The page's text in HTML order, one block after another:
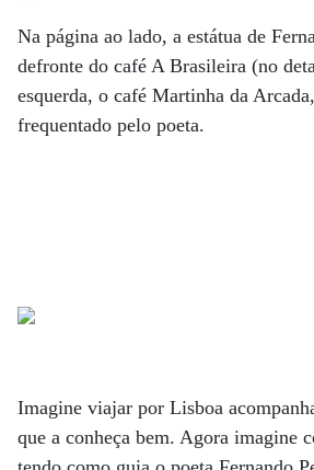
Na página ao lado, a estátua de
defronte do café A Brasileira (no
esquerda, o café Martinha da
frequentado pelo poeta.
Imagine viajar por Lisboa
que a conheça bem. Agora imagine